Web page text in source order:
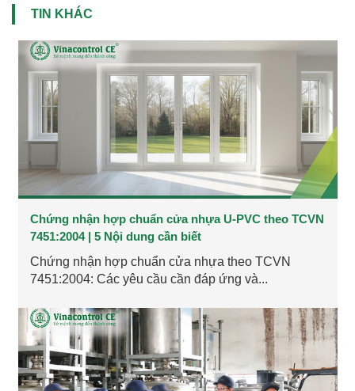
TIN KHÁC
Chứng nhận hợp chuẩn cửa nhựa U-PVC theo TCVN
7451:2004 | 5 Nội dung cần biết
Chứng nhận hợp chuẩn cửa nhựa theo TCVN
7451:2004: Các yêu cầu cần đáp ứng và...